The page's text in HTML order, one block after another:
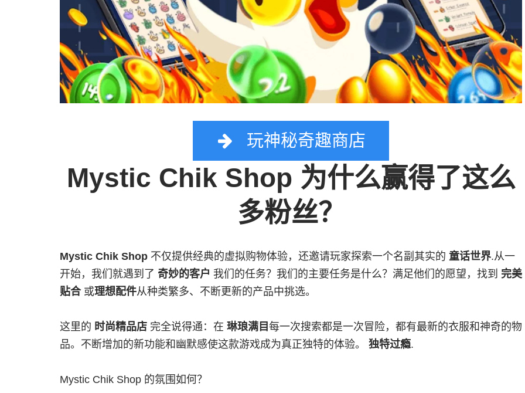
玩神秘奇趣商店
Mystic Chik Shop 为什么赢得了这么
多粉丝？
Mystic Chik Shop 不仅提供经典的虚拟购物体验，还邀请玩家探索一个名副其实的 童话世界.从一
开始，我们就遇到了 奇妙的客户 我们的任务？我们的主要任务是什么？满足他们的愿望，找到 完美
贴合或理想配件从种类繁多、不断更新的产品中挑选。
这里的 时尚精品店 完全说得通：在 琳琅满目 每一次搜索都是一次冒险，都有最新的衣服和神奇的物
品。不断增加的新功能和幽默感使这款游戏成为真正独特的体验。 独特过瘾.
Mystic Chik Shop 的氛围如何？